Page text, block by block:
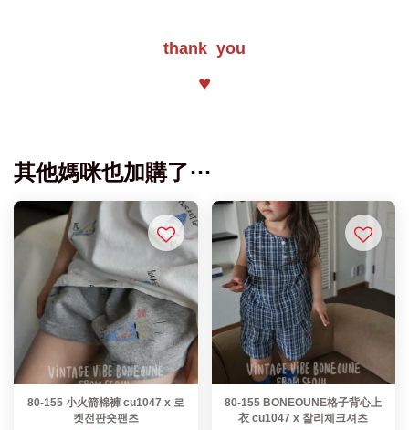
thank you
♥
其他媽咪也加購了⋯
80-155 小火箭棉褲 cu1047 x 로
켓전판숏팬츠
80-155 BONEOUNE格子背心上
衣 cu1047 x 찰리체크셔츠